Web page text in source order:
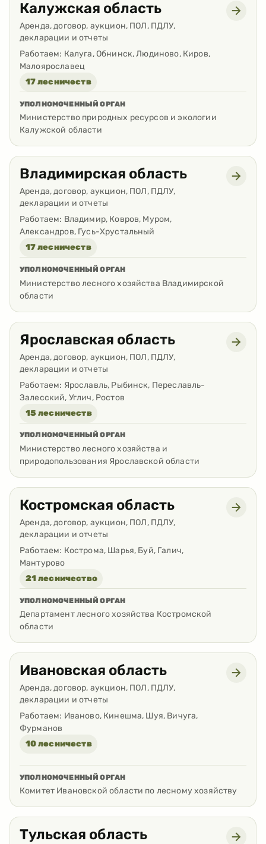
Калужская область
Аренда, договор, аукцион, ПОЛ, ПДЛУ,
декларации и отчеты
Работаем: Калуга, Обнинск, Людиново, Киров,
Малоярославец
17 лесничеств
УПОЛНОМОЧЕННЫЙ ОРГАН
Министерство природных ресурсов и экологии
Калужской области
Владимирская область
Аренда, договор, аукцион, ПОЛ, ПДЛУ,
декларации и отчеты
Работаем: Владимир, Ковров, Муром,
Александров, Гусь-Хрустальный
17 лесничеств
УПОЛНОМОЧЕННЫЙ ОРГАН
Министерство лесного хозяйства Владимирской
области
Ярославская область
Аренда, договор, аукцион, ПОЛ, ПДЛУ,
декларации и отчеты
Работаем: Ярославль, Рыбинск, Переславль-
Залесский, Углич, Ростов
15 лесничеств
УПОЛНОМОЧЕННЫЙ ОРГАН
Министерство лесного хозяйства и
природопользования Ярославской области
Костромская область
Аренда, договор, аукцион, ПОЛ, ПДЛУ,
декларации и отчеты
Работаем: Кострома, Шарья, Буй, Галич,
Мантурово
21 лесничество
УПОЛНОМОЧЕННЫЙ ОРГАН
Департамент лесного хозяйства Костромской
области
Ивановская область
Аренда, договор, аукцион, ПОЛ, ПДЛУ,
декларации и отчеты
Работаем: Иваново, Кинешма, Шуя, Вичуга,
Фурманов
10 лесничеств
УПОЛНОМОЧЕННЫЙ ОРГАН
Комитет Ивановской области по лесному хозяйству
Тульская область